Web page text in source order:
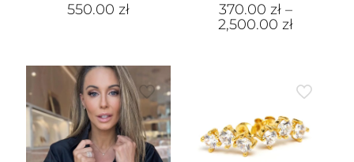
550.00zł 370.00 zł–
2,500.00 zł